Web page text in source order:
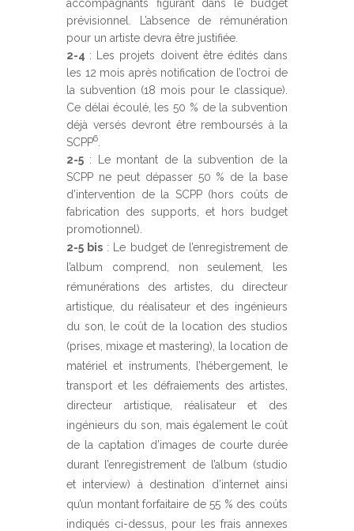
accompagnants figurant dans le budget
prévisionnel. L’absence de rémunération
pour un artiste devra être justifiée.
2-4 : Les projets doivent être édités dans
les 12 mois après notification de l’octroi de
la subvention (18 mois pour le classique).
Ce délai écoulé, les 50 % de la subvention
déjà versés devront être remboursés à la
SCPP6
2-5 : Le montant de la subvention de la
SCPP ne peut dépasser 50 % de la base
d’intervention de la SCPP (hors coûts de
fabrication des supports, et hors budget
promotionnel).
2-5 bis : Le budget de l’enregistrement de
l’album comprend, non seulement, les
rémunérations des artistes, du directeur
artistique, du réalisateur et des ingénieurs
du son, le coût de la location des studios
(prises, mixage et mastering), la location de
matériel et instruments, l’hébergement, le
transport et les défraiements des artistes,
directeur artistique, réalisateur et des
ingénieurs du son, mais également le coût
de la captation d’images de courte durée
durant l’enregistrement de l’album (studio
et interview) à destination d’internet ainsi
qu’un montant forfaitaire de 55 % des coûts
indiqués ci-dessus, pour les frais annexes